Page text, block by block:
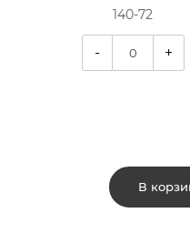
140-72
- +
В